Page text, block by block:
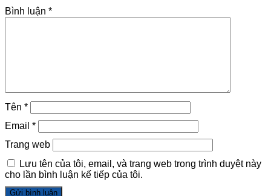
Bình luận *
Tên *
Email *
Trang web
Lưu tên của tôi, email, và trang web trong trình duyệt này
cho lần bình luận kế tiếp của tôi.